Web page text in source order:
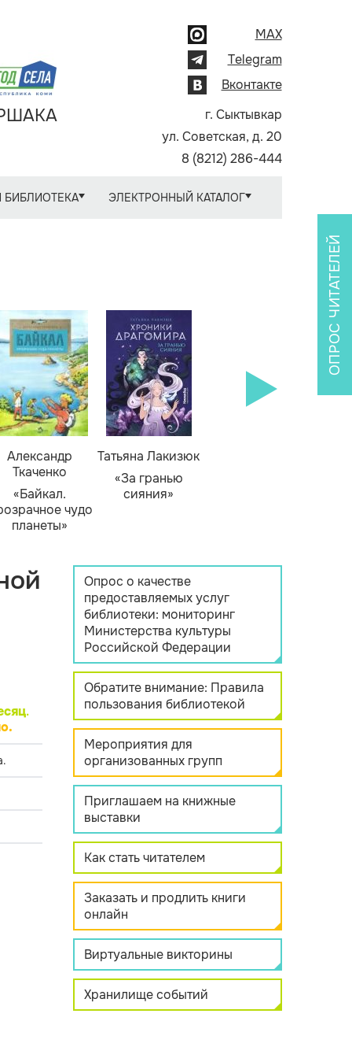
MAX
Telegram
Вконтакте
г. Сыктывкар
ул. Советская, д. 20
8 (8212) 286-444
БИБЛИОТЕКА ЭЛЕКТРОННЫЙ КАТАЛОГ
Александр
Ткаченко
«Байкал.
чудо
планеты»
Татьяна Лакизюк
«За гранью
сияния»
.
ОПРОС ЧИТАТЕЛЕЙ
Опрос о качестве
предоставляемых услуг
библиотеки: мониторинг
Министерства культуры
Российской Федерации
Обратите внимание: Правила
пользования библиотекой
Мероприятия для
организованных групп
Приглашаем на книжные
выставки
Как стать читателем
Заказать и продлить книги
онлайн
Виртуальные викторины
Хранилище событий